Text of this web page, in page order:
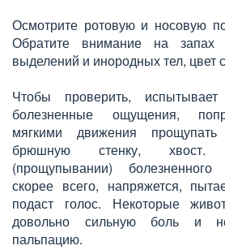
Осмотрите ротовую и носовую
Обратите внимание на запах
выделений и инородных тел, цвет
Чтобы проверить,
болезненные ощущения,
мягкими движения
брюшную стенку, хвост.
(прощупывании) болезненного
скорее всего, напряжется,
подаст голос. Некоторые
довольно сильную боль и
пальпацию.